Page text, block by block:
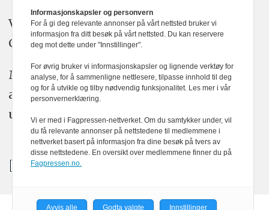
Vi bruker KI-verktøy som ChatGPT,
Claude, og Gemini i journalistikken vår.
Medier24s redaksjon har alltid det fulle
ansvar for publisert innhold, med eller
uten bruk av kunstig intelligens.
Informasjonskapsler og personvern
For å gi deg relevante annonser på vårt nettsted bruker vi
informasjon fra ditt besøk på vårt nettsted. Du kan reservere
deg mot dette under "Innstillinger".
For øvrig bruker vi informasjonskapsler og lignende verktøy for
analyse, for å sammenligne nettlesere, tilpasse innhold til deg
og for å utvikle og tilby nødvendig funksjonalitet. Les mer i vår
personvernerklæring.
Vi er med i Fagpressen-nettverket. Om du samtykker under, vil
du få relevante annonser på nettstedene til medlemmene i
nettverket basert på informasjon fra dine besøk på tvers av
disse nettstedene. En oversikt over medlemmene finner du på
Fagpressen.no.
Avvis alle Godta valgte Innstillinger